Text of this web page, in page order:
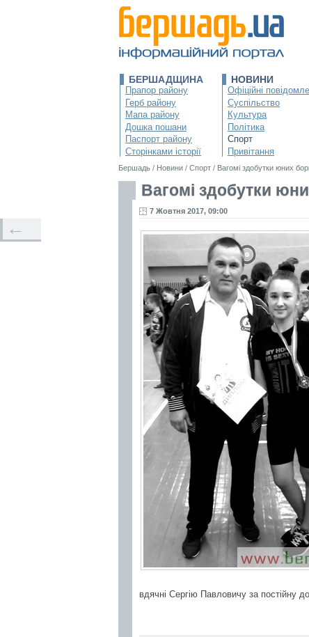
БЕРШАДЩИНА
Прапор району
Герб району
Мапа району
Дошка пошани
Паспорт району
Сторінками історії
НОВИНИ
Офіційні
Суспільство
Культура
Політика
Спорт
Привітання
Бершадь / Новини / Спорт / Вагомі здобутки юних
Вагомі здобутки
7 Жовтня 2017, 09:00
вдячні Сергію Павловичу за постійну
←